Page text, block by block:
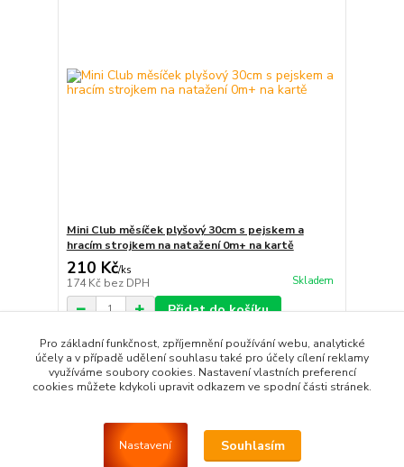
Mini Club měsíček plyšový 30cm s pejskem a
hracím strojkem na natažení 0m+ na kartě
210 Kč/ks
174 Kč bez DPH Skladem
Přidat do košíku
Dalších (21) produktů Strana z 2 Další
Pro základní funkčnost, zpříjemnění používání webu, analytické
účely a v případě udělení souhlasu také pro účely cílení reklamy
využíváme soubory cookies. Nastavení vlastních preferencí
cookies můžete kdykoli upravit odkazem ve spodní části stránek.
Nastavení Souhlasím